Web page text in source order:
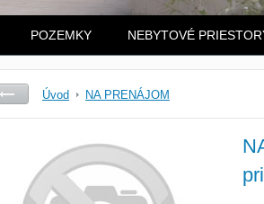
POZEMKY NEBYTOVÉ
Úvod NA PRENÁJOM